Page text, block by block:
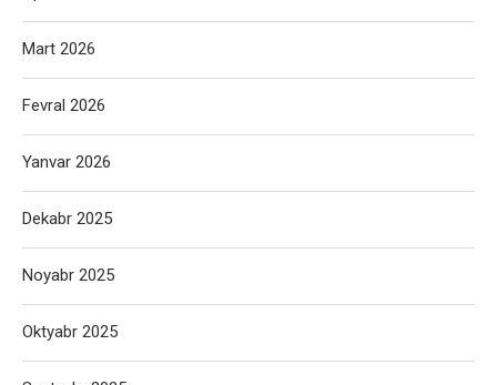
Mart 2026
Fevral 2026
Yanvar 2026
Dekabr 2025
Noyabr 2025
Oktyabr 2025